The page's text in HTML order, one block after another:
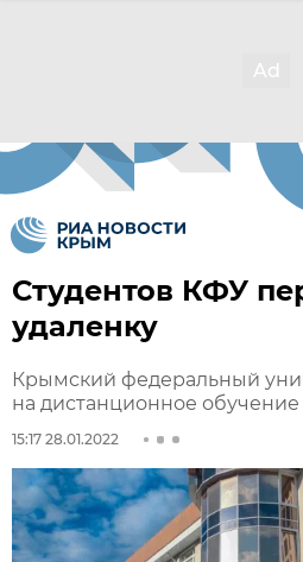
Студентов КФУ
удаленку
Крымский федеральный
на дистанционное
15:17 28.01.2022